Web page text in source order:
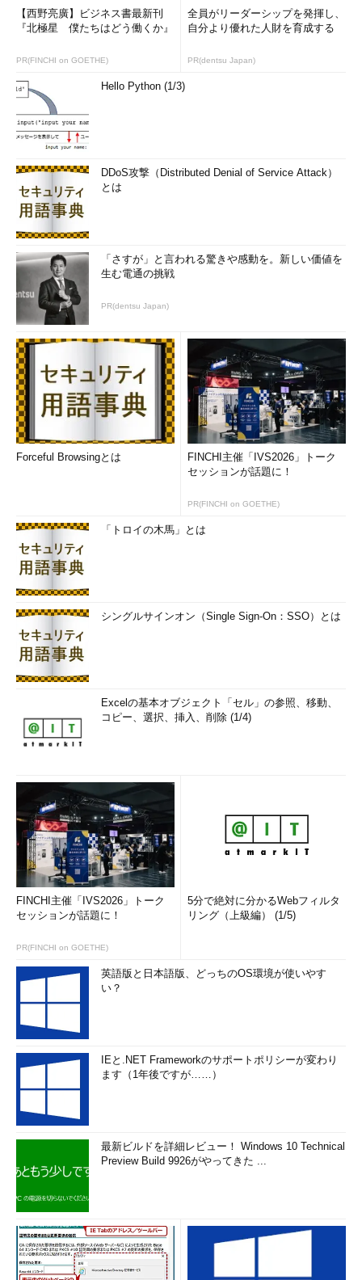
【西野亮廣】ビジネス書最新刊
『北極星 僕たちはどう働くか』
PR(FINCHI on GOETHE)
全員がリーダーシップを発揮し、
自分より優れた人財を育成する
PR(dentsu Japan)
Hello Python (1/3)
DDoS攻撃（Distributed Denial of Service Attack）
とは
「さすが」と言われる驚きや感動を。新しい価値を
生む電通の挑戦
PR(dentsu Japan)
Forceful Browsingとは
FINCHI主催「IVS2026」トーク
セッションが話題に！
PR(FINCHI on GOETHE)
「トロイの木馬」とは
シングルサインオン（Single Sign-On：SSO）とは
Excelの基本オブジェクト「セル」の参照、移動、
コピー、選択、挿入、削除 (1/4)
FINCHI主催「IVS2026」トーク
セッションが話題に！
PR(FINCHI on GOETHE)
5分で絶対に分かるWebフィルタ
リング（上級編） (1/5)
英語版と日本語版、どっちのOS環境が使いやす
い？
IEと.NET Frameworkのサポートポリシーが変わり
ます（1年後ですが……）
最新ビルドを詳細レビュー！ Windows 10 Technical
Preview Build 9926がやってきた ...